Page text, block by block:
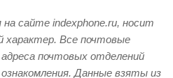
сайте indexphone.ru, носит
характер. Все почтовые
почтовых отделений
Данные взяты из